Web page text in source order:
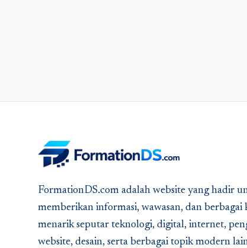
FormationDS.com adalah website yang hadir
memberikan informasi, wawasan, dan berbagai
menarik seputar teknologi, digital, internet,
website, desain, serta berbagai topik modern